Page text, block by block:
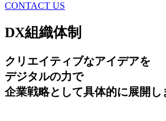
CONTACT US
DX組織体制
クリエイティブなアイデアを
デジタルの力で
企業戦略として具体的に展開し